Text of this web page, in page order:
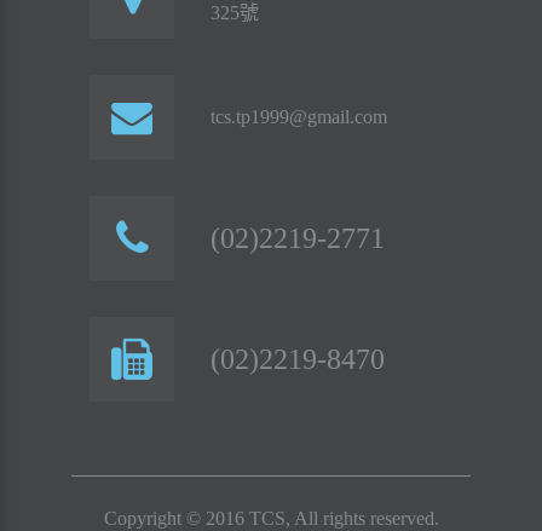
325號
tcs.tp1999@gmail.com
(02)2219-2771
(02)2219-8470
Copyright © 2016 TCS, All rights reserved.